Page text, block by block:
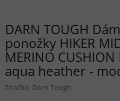
DARN TOUGH
ponožky HIKER
MERINO CUSHION
aqua heather -
Značka: Darn Tough